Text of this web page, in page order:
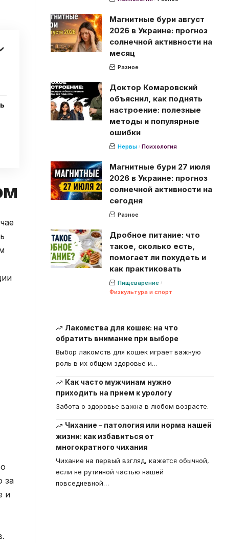
за
и
Магнитные бури август
2026 в Украине: прогноз
солнечной активности на
месяц
Разное
Доктор Комаровский
объяснил, как поднять
настроение: полезные
методы и популярные
ошибки
Нервы Психология
Магнитные бури 27 июля
2026 в Украине: прогноз
солнечной активности на
сегодня
Разное
Дробное питание: что
такое, сколько есть,
помогает ли похудеть и
как практиковать
Пищеварение
Физкультура и спорт
Лакомства для кошек: на что
обратить внимание при выборе
Выбор лакомств для кошек играет важную
роль в их общем здоровье и…
Как часто мужчинам нужно
приходить на прием к урологу
Забота о здоровье важна в любом возрасте.
Чихание – патология или норма нашей
жизни: как избавиться от
многократного чихания
Чихание на первый взгляд, кажется обычной,
если не рутинной частью нашей
повседневной…